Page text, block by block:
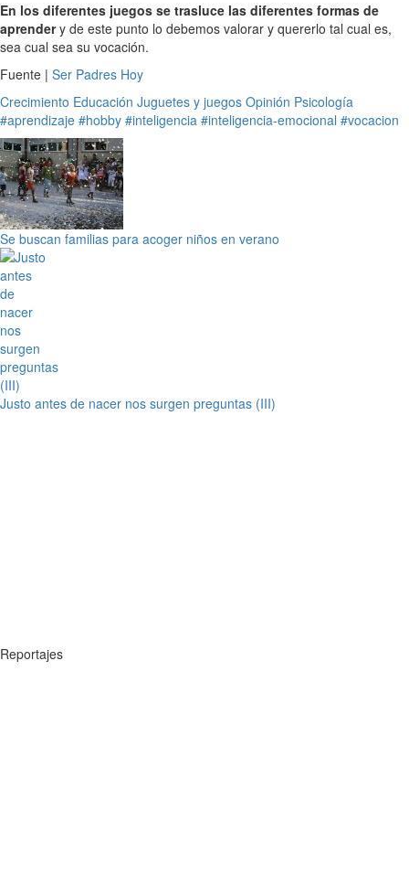
En los diferentes juegos se trasluce las diferentes formas de
aprendery de este punto lo debemos valorar y quererlo tal cual es,
sea cual sea su vocación.
Fuente | Ser Padres Hoy
Crecimiento Educación Juguetes y juegos Opinión Psicología
#aprendizaje #hobby #inteligencia #inteligencia-emocional #vocacion
Se buscan familias para acoger niños en verano
Justo antes de nacer nos surgen preguntas (III)
Reportajes